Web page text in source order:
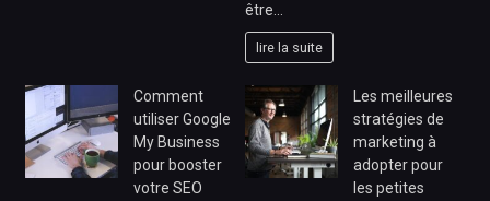
être…
lire la suite
Comment
utiliser Google
My Business
pour booster
votre SEO
Les meilleures
stratégies de
marketing à
adopter pour
les petites